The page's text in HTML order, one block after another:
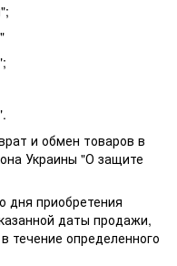
и обмен товаров в
Украины "О защите
дня приобретения
даты продажи,
течение определенного